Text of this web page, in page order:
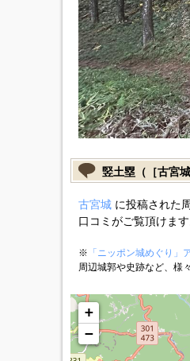
竪土塁（［古宮城
古宮城に投稿された
口コミがご覧頂けます
※ 「ニッポン城めぐり」
周辺城郭や史跡など、様
+
−